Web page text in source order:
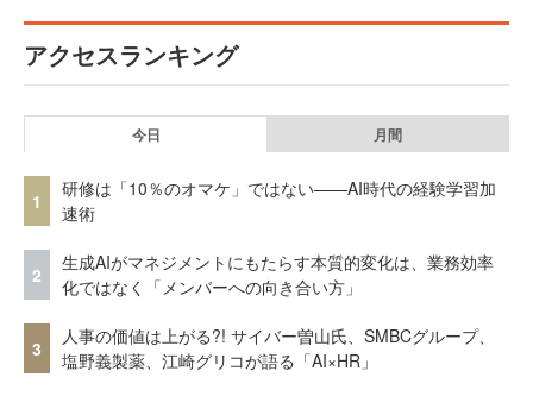
アクセスランキング
今日 月間
1
研修は「10％のオマケ」ではない——AI時代の経験学習加
速術
2
生成AIがマネジメントにもたらす本質的変化は、業務効率
化ではなく「メンバーへの向き合い方」
3
人事の価値は上がる?! サイバー曽山氏、SMBCグループ、
塩野義製薬、江崎グリコが語る「AI×HR」